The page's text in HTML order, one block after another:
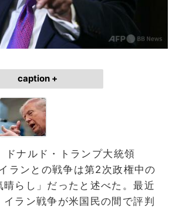
caption +
ドナルド・トランプ大統領
ランとの戦争は第2次政権中の
晴らし」だったと述べた。最近
ラン戦争が米国民の間で評判